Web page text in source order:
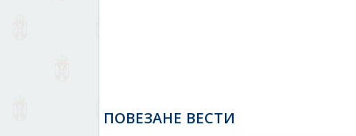
ПОВЕЗАНЕ ВЕСТИ